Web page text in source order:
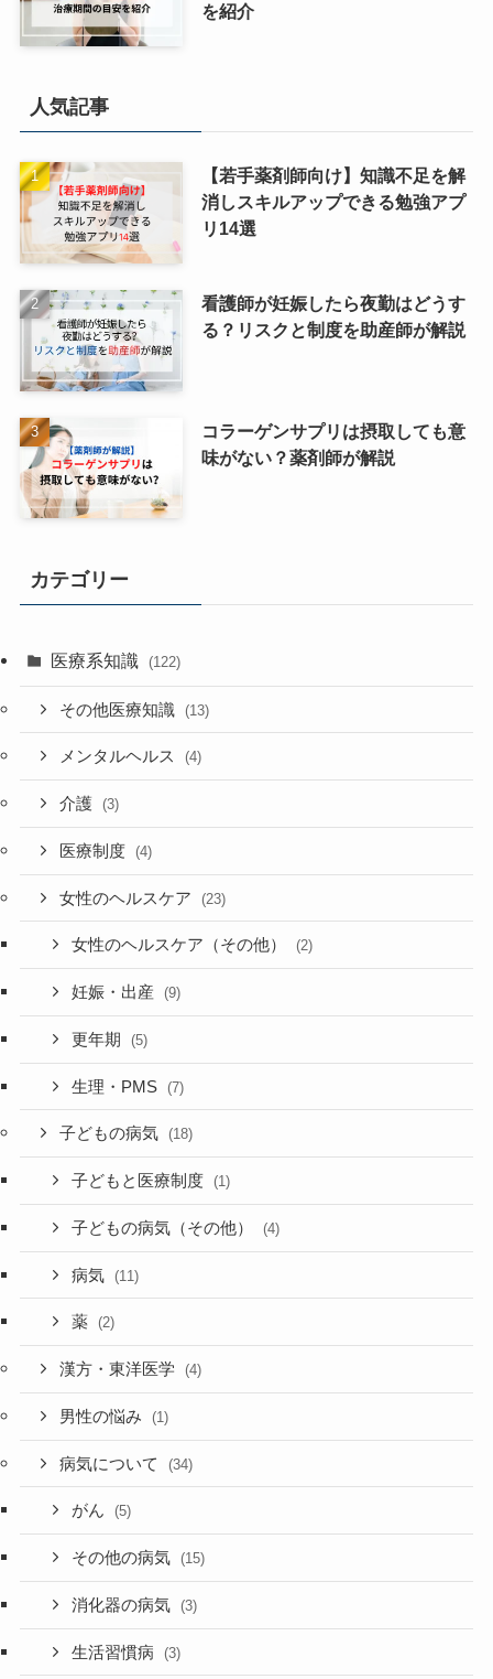
を紹介
人気記事
【若手薬剤師向け】知識不足を解
消しスキルアップできる勉強アプ
リ14選
看護師が妊娠したら夜勤はどうす
る？リスクと制度を助産師が解説
コラーゲンサプリは摂取しても意
味がない？薬剤師が解説
カテゴリー
医療系知識 (122)
その他医療知識 (13)
メンタルヘルス (4)
介護 (3)
医療制度 (4)
女性のヘルスケア (23)
女性のヘルスケア（その他） (2)
妊娠・出産 (9)
更年期 (5)
生理・PMS (7)
子どもの病気 (18)
子どもと医療制度 (1)
子どもの病気（その他） (4)
病気 (11)
薬 (2)
漢方・東洋医学 (4)
男性の悩み (1)
病気について (34)
がん (5)
その他の病気 (15)
消化器の病気 (3)
生活習慣病 (3)